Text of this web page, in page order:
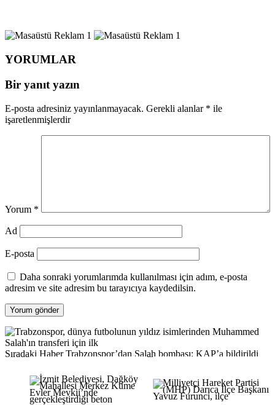
YORUMLAR
Bir yanıt yazın
E-posta adresiniz yayınlanmayacak. Gerekli alanlar * ile
işaretlenmişlerdir
Yorum *
Ad
E-posta
Daha sonraki yorumlarımda kullanılması için adım, e-posta
adresim ve site adresim bu tarayıcıya kaydedilsin.
Sıradaki Haber Trabzonspor’dan Salah bombası: KAP’a bildirildi